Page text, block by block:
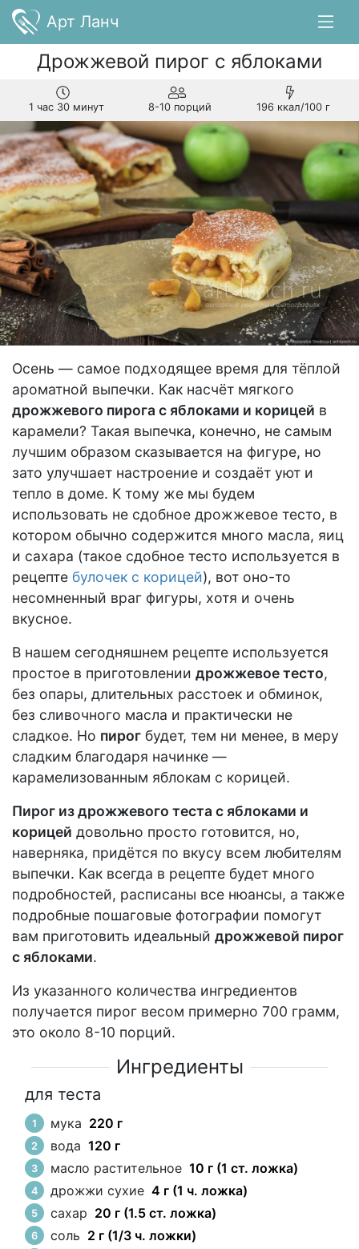
Арт Ланч
Дрожжевой пирог с яблоками
1 час 30 минут 8-10 порций 196 ккал/100 г
Осень — самое подходящее время для тёплой
ароматной выпечки. Как насчёт мягкого
дрожжевого пирога с яблоками и корицей в
карамели? Такая выпечка, конечно, не самым
лучшим образом сказывается на фигуре, но
зато улучшает настроение и создаёт уют и
тепло в доме. К тому же мы будем
использовать не сдобное дрожжевое тесто, в
котором обычно содержится много масла, яиц
и сахара (такое сдобное тесто используется в
рецепте булочек с корицей), вот оно-то
несомненный враг фигуры, хотя и очень
вкусное.
В нашем сегодняшнем рецепте используется
простое в приготовлении дрожжевое тесто,
без опары, длительных расстоек и обминок,
без сливочного масла и практически не
сладкое. Но пирог будет, тем ни менее, в меру
сладким благодаря начинке —
карамелизованным яблокам с корицей.
Пирог из дрожжевого теста с яблоками и
корицей довольно просто готовится, но,
наверняка, придётся по вкусу всем любителям
выпечки. Как всегда в рецепте будет много
подробностей, расписаны все нюансы, а также
подробные пошаговые фотографии помогут
вам приготовить идеальный дрожжевой пирог
с яблоками.
Из указанного количества ингредиентов
получается пирог весом примерно 700 грамм,
это около 8-10 порций.
Ингредиенты
для теста
мука 220 г
вода 120 г
масло растительное 10 г (1 ст. ложка)
дрожжи сухие 4 г (1 ч. ложка)
сахар 20 г (1.5 ст. ложка)
соль 2 г (1/3 ч. ложки)